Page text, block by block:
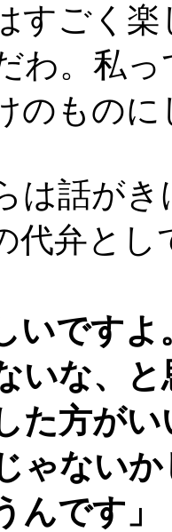
すごく
わ。私
のもの
は話が
代弁と
いです
いな、
た方が
ゃない
んです」